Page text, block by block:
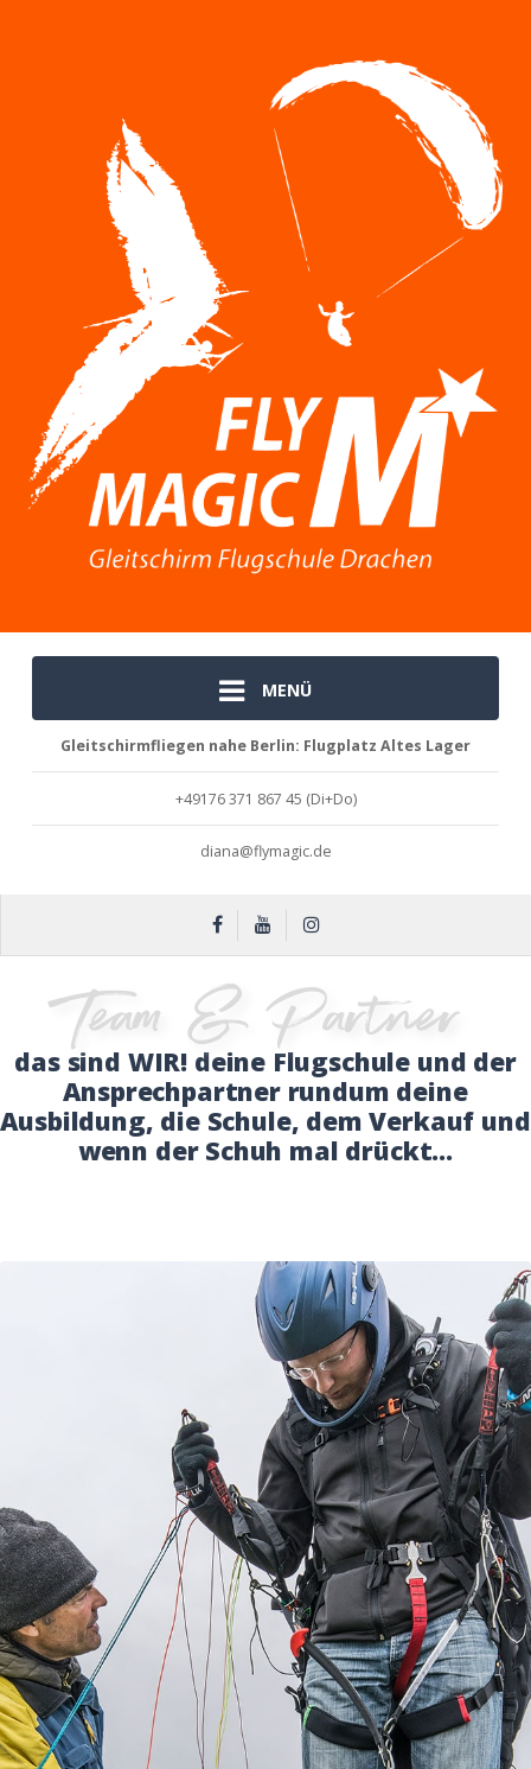
MENÜ
Gleitschirmfliegen nahe Berlin: Flugplatz Altes Lager
+49176 371 867 45 (Di+Do)
diana@flymagic.de
Team & Partner der Flugschule
Team & Partner
das sind WIR! deine Flugschule und der
Ansprechpartner rundum deine
Ausbildung, die Schule, dem Verkauf und
wenn der Schuh mal drückt…